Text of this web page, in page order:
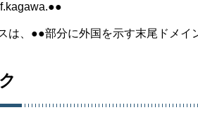
は、●●部分に外国を示す末尾ドメイ